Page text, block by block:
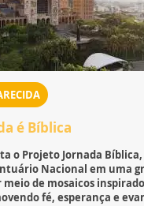
é Bíblica
o Projeto Jornada
Nacional em uma
de mosaicos
fé, esperança e